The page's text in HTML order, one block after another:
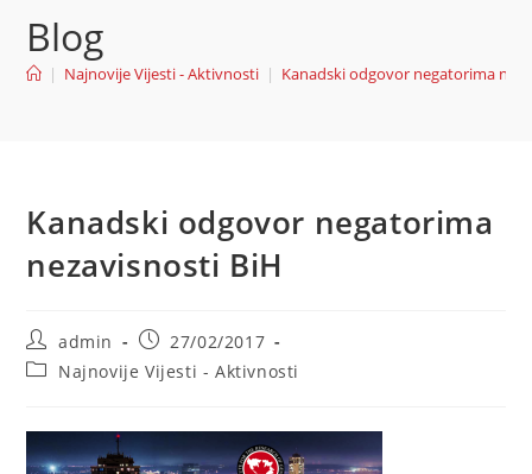
Blog
| Najnovije Vijesti - Aktivnosti | Kanadski odgovor negatorima
Kanadski odgovor negatorima
nezavisnosti BiH
Post
author:
admin
Post
published:
27/02/2017
PostNajnovije Vijesti - Aktivnosti